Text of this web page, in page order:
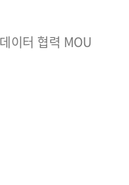
이터 협력 MOU